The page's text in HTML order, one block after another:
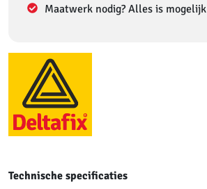
Maatwerk nodig? Alles is mogelijk
Technische specificaties